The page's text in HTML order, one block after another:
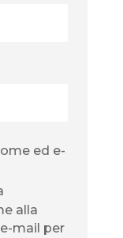
ed e-
alla
mail per